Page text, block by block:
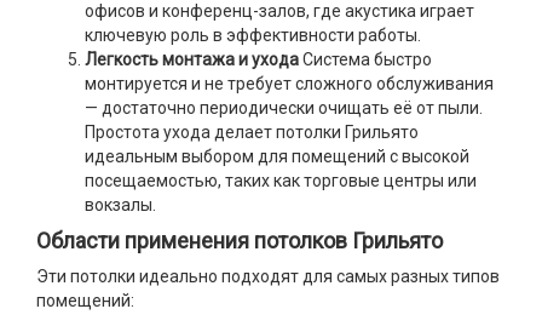
офисов и конференц-залов, где акустика играет
ключевую роль в эффективности работы.
Легкость монтажа и уходаСистема быстро
монтируется и не требует сложного обслуживания
— достаточно периодически очищать её от пыли.
Простота ухода делает потолки Грильято
идеальным выбором для помещений с высокой
посещаемостью, таких как торговые центры или
вокзалы.
Области применения потолков Грильято
Эти потолки идеально подходят для самых разных типов
помещений: